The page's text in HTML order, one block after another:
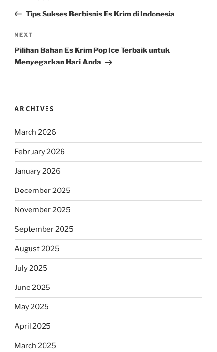
PostTips Sukses Berbisnis Es Krim di Indonesia
Next
Post
NEXT
Pilihan Bahan Es Krim Pop Ice Terbaik untuk
Menyegarkan Hari Anda
ARCHIVES
March 2026
February 2026
January 2026
December 2025
November 2025
September 2025
August 2025
July 2025
June 2025
May 2025
April 2025
March 2025